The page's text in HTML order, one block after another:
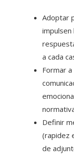
Adoptar
impulsen
a cada
Formar
Definir
(rapidez
de